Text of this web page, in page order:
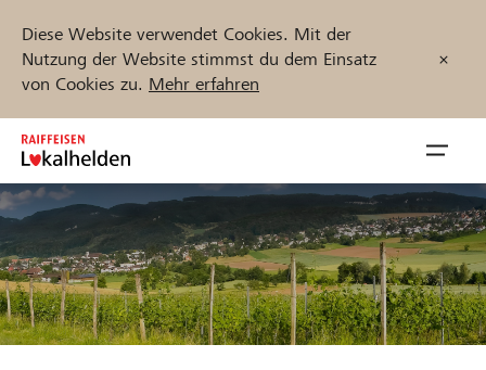
Diese Website verwendet Cookies. Mit der
Nutzung der Website stimmst du dem Einsatz
von Cookies zu. Mehr erfahren
Zum
Inhalt
springen
öffnen
Projekte und Organisationen finden
Jetzt starten